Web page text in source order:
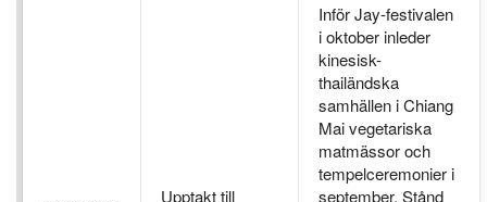
Upptakt till
Inför Jay-festivalen
i oktober inleder
kinesisk-
thailändska
samhällen i Chiang
Mai vegetariska
matmässor och
tempelceremonier i
september. Stånd